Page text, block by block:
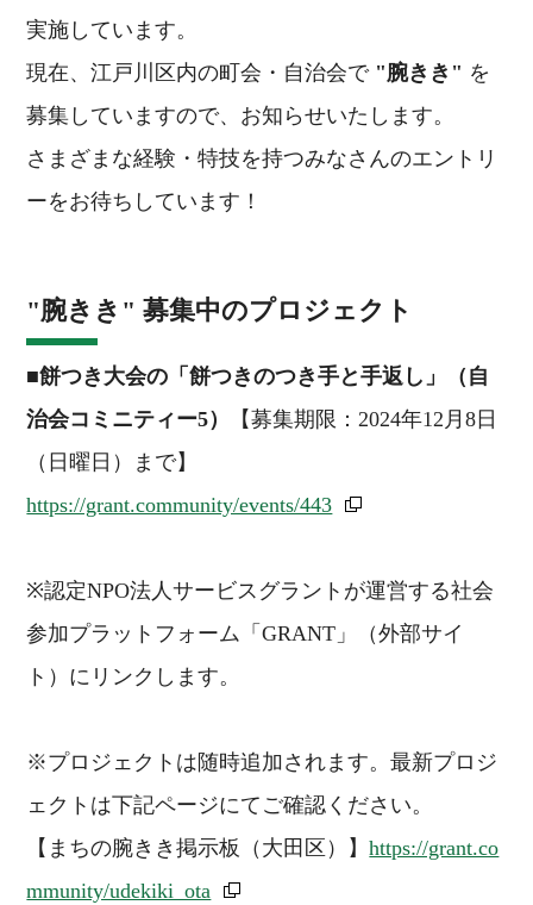
実施しています。
現在、江戸川区内の町会・自治会で"腕きき" を
募集していますので、お知らせいたします。
さまざまな経験・特技を持つみなさんのエントリ
ーをお待ちしています！
"腕きき" 募集中のプロジェクト
■餅つき大会の「餅つきのつき手と手返し」（自
治会コミニティー5）
【募集期限：2024年12月8日
（日曜日）まで】
https://grant.community/events/443
※認定NPO法人サービスグラントが運営する社会
参加プラットフォーム「GRANT」（外部サイ
ト）にリンクします。
※プロジェクトは随時追加されます。最新プロジ
ェクトは下記ページにてご確認ください。
【まちの腕きき掲示板（大田区）】https://grant.co
mmunity/udekiki_ota